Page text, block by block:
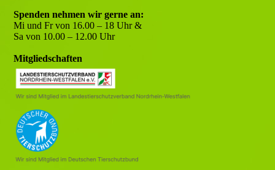
Spenden nehmen wir gerne an:
Mi und Fr von 16.00 – 18 Uhr &
Sa von 10.00 – 12.00 Uhr
Mitgliedschaften